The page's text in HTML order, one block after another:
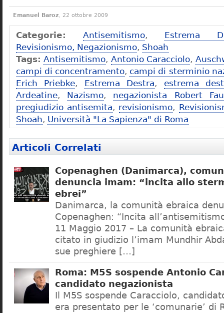
Emanuel Baroz, 22 ottobre 2009
Categorie: Antisemitismo, Estrema
Revisionismo, Negazionismo, Shoah
Tags: Antisemitismo, Antonio Caracciolo,
campi di concentramento, campi di sterminio
Erich Priebke, Estrema Destra, estrema
Ardeatine, Nazismo, negazionista Robert
pregiudizio antisemita, revisionismo,
Shoah, Università "La Sapienza" di Roma
Articoli Correlati
Copenaghen (Danimarca),
denuncia imam: “incita allo
ebrei”
Danimarca, la comunità ebraica
Copenaghen: “Incita
11 Maggio 2017 – La comunità
citato in giudizio l’imam Mundhir
sue preghiere […]
Roma: M5S sospende Antonio
candidato negazionista
Il M5S sospende Caracciolo,
era presentato per le ‘comunarie’ di